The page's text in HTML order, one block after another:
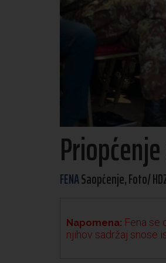
FENASaopćenje, Foto/
Napomena: Fena se
njihov sadržaj snose